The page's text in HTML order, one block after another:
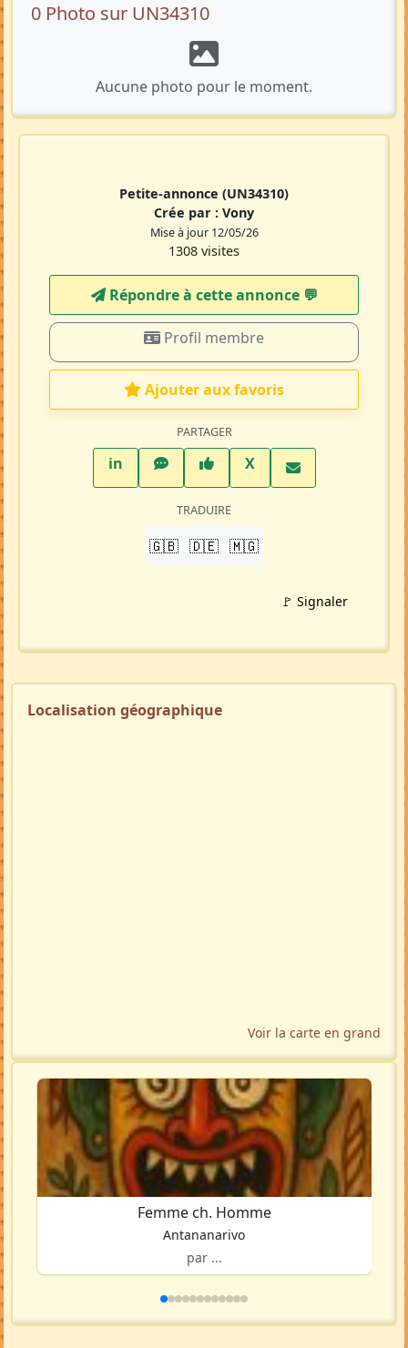
0 Photo sur UN34310
Aucune photo pour le moment.
Petite-annonce (UN34310)
Crée par : Vony
Mise à jour 12/05/26
1308 visites
Répondre à cette annonce 💬​
Profil membre
Ajouter aux favoris
PARTAGER
inLinkedInWhatsAppFacebook
XTwitter X
TRADUIRE
🇬🇧 🇩🇪 🇲🇬
🚩 Signaler
Localisation géographique
Voir la carte en grand
Femme ch. Homme
Antananarivo
par ...